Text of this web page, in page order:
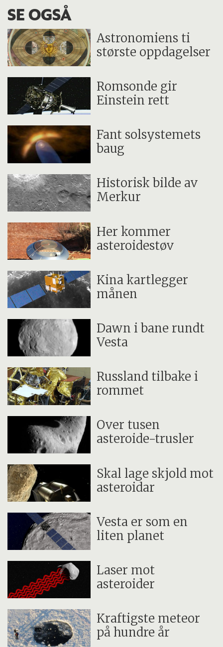
SE OGSÅ
Astronomiens ti
største oppdagelser
Romsonde gir
Einstein rett
Fant solsystemets
baug
Historisk bilde av
Merkur
Her kommer
asteroidestøv
Kina kartlegger
månen
Dawn i bane rundt
Vesta
Russland tilbake i
rommet
Over tusen
asteroide-trusler
Skal lage skjold mot
asteroidar
Vesta er som en
liten planet
Laser mot
asteroider
Kraftigste meteor
på hundre år